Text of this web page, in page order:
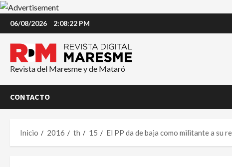
Saltar
al
contenido
06/08/2026 2:08:23 PM
Revista del Maresme y de Mataró
CONTACTO
Inicio 2016 th 15 El PP da de baja como militante a su